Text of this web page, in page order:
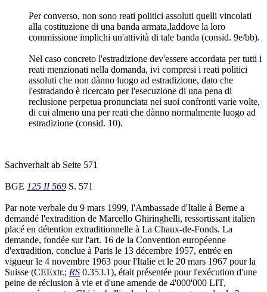
Per converso, non sono reati politici assoluti quelli vincolati
alla costituzione di una banda armata,laddove la loro
commissione implichi un'attività di tale banda (consid. 9e/bb).
Nel caso concreto l'estradizione dev'essere accordata per tutti i
reati menzionati nella domanda, ivi compresi i reati politici
assoluti che non dànno luogo ad estradizione, dato che
l'estradando è ricercato per l'esecuzione di una pena di
reclusione perpetua pronunciata nei suoi confronti varie volte,
di cui almeno una per reati che dànno normalmente luogo ad
estradizione (consid. 10).
Sachverhalt ab Seite 571
BGE 125 II 569 S. 571
Par note verbale du 9 mars 1999, l'Ambassade d'Italie à Berne a
demandé l'extradition de Marcello Ghiringhelli, ressortissant italien
placé en détention extraditionnelle à La Chaux-de-Fonds. La
demande, fondée sur l'art. 16 de la Convention européenne
d'extradition, conclue à Paris le 13 décembre 1957, entrée en
vigueur le 4 novembre 1963 pour l'Italie et le 20 mars 1967 pour la
Suisse (CEExtr.; RS 0.353.1), était présentée pour l'exécution d'une
peine de réclusion à vie et d'une amende de 4'000'000 LIT,